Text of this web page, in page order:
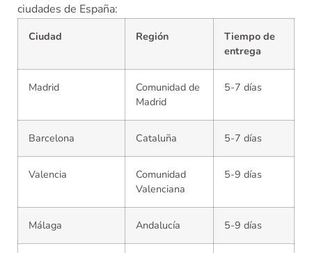
ciudades de España:
Ciudad Región
Tiempo de
entrega
Madrid
Comunidad de
Madrid
5-7 días
Barcelona Cataluña 5-7 días
Valencia
Comunidad
Valenciana
5-9 días
Málaga Andalucía 5-9 días